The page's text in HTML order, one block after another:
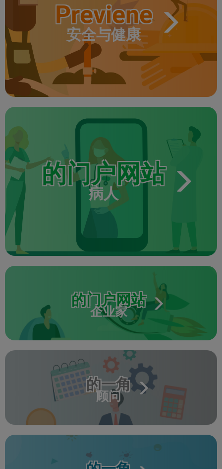
Previene
安全与健康
的门户网站
病人
的门户网站
企业家
的一角
顾问